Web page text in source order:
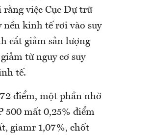
việc Cục Dự trữ
nền kinh tế rơi vào suy
cắt giảm sản lượng
từ nguy cơ suy
tế.
điểm, một phần nhờ
500 mất 0,25% điểm
giamr 1,07%, chốt